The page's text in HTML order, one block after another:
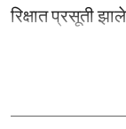
रिक्षात प्रसूती